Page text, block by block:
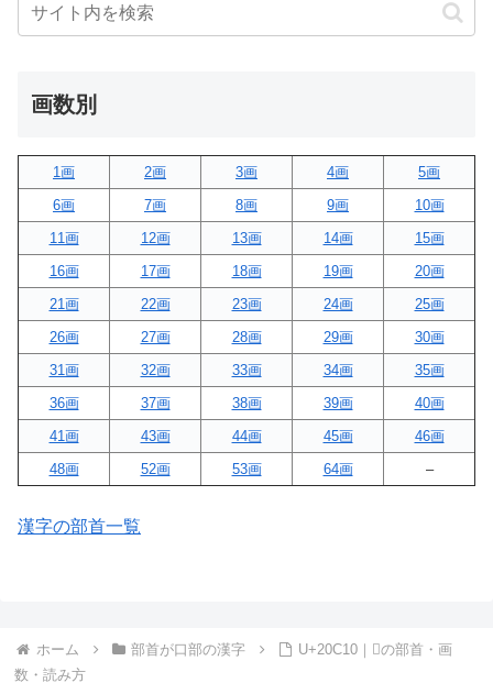
画数別
1画 2画 3画 4画
5画
6画
7画 8画 9画
10画
11画
12画 13画 14画
15画
16画
17画 18画 19画
20画
21画
22画 23画 24画
25画
26画
27画 28画 29画
30画
31画
32画 33画 34画
35画
36画
37画 38画 39画
40画
41画
43画 44画 45画
46画
48画
52画 53画 64画 –
漢字の部首一覧
ホーム 部首が口部の漢字
U+20C10｜𠰐の部首・画
数・読み方